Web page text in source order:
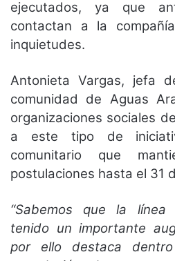
ejecutados, ya que
contactan a la
inquietudes.
Antonieta Vargas, jefa
comunidad de Aguas
organizaciones sociales
a este tipo de
comunitario que
postulaciones hasta el 31
“Sabemos que la línea
tenido un importante
por ello destaca